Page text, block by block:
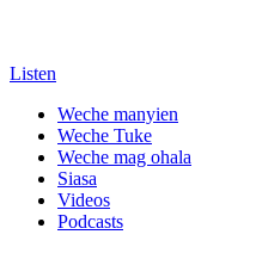
Listen
Weche manyien
Weche Tuke
Weche mag ohala
Siasa
Videos
Podcasts